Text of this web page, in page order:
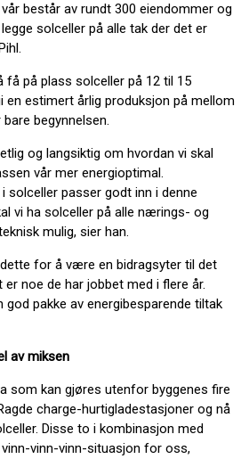
består av rundt 300 eiendommer og
solceller på alle tak der det er
få på plass solceller på 12 til 15
en estimert årlig produksjon på mellom
begynnelsen.
og langsiktig om hvordan vi skal
vår mer energioptimal.
solceller passer godt inn i denne
vi ha solceller på alle nærings- og
mulig, sier han.
for å være en bidragsyter til det
noe de har jobbet med i flere år.
god pakke av energibesparende tiltak
av miksen
som kan gjøres utenfor byggenes fire
charge-hurtigladestasjoner og nå
Disse to i kombinasjon med
vinn-vinn-situasjon for oss,